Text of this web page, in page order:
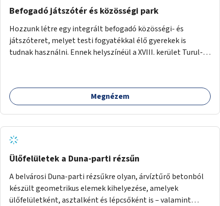
Befogadó játszótér és közösségi park
Hozzunk létre egy integrált befogadó közösségi- és
játszóteret, melyet testi fogyatékkal élő gyerekek is
tudnak használni. Ennek helyszínéül a XVIII. kerület Turul-
játszótér kialakítására.
Megnézem
Ülőfelületek a Duna-parti rézsűn
A belvárosi Duna-parti rézsűkre olyan, árvíztűrő betonból
készült geometrikus elemek kihelyezése, amelyek
ülőfelületként, asztalként és lépcsőként is – valamint